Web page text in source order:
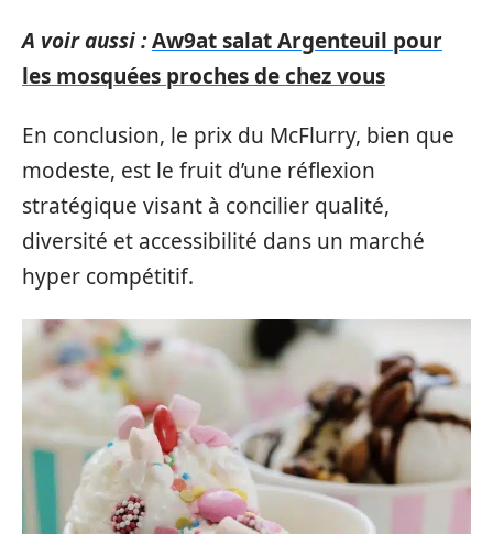
A voir aussi :Aw9at salat Argenteuil pour
les mosquées proches de chez vous
En conclusion, le prix du McFlurry, bien que
modeste, est le fruit d’une réflexion
stratégique visant à concilier qualité,
diversité et accessibilité dans un marché
hyper compétitif.